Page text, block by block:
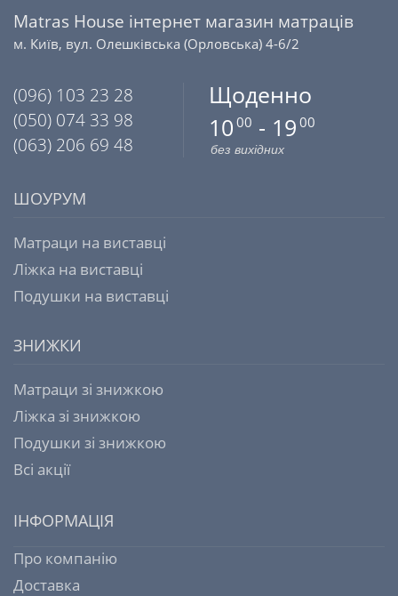
Matras House інтернет магазин матраців
м. Київ, вул. Олешківська (Орловська) 4-6/2
(096) 103 23 28
(050) 074 33 98
(063) 206 69 48
Щоденно
10 00 - 19 00
без вихідних
ШОУРУМ
Матраци на виставці
Ліжка на виставці
Подушки на виставці
ЗНИЖКИ
Матраци зі знижкою
Ліжка зі знижкою
Подушки зі знижкою
Всі акції
ІНФОРМАЦІЯ
Про компанію
Доставка